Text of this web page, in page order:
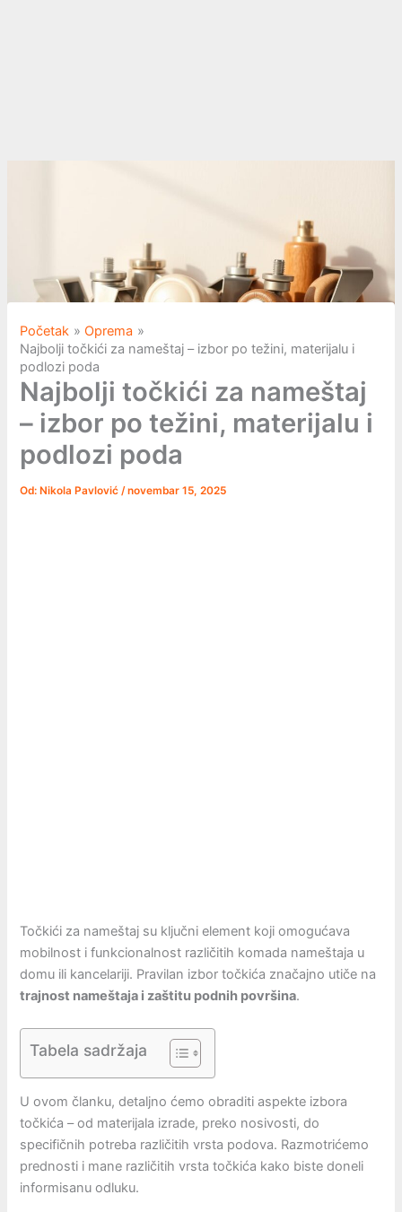
Početak
Oprema
Najbolji točkići za nameštaj – izbor po težini, materijalu i
podlozi poda
Najbolji točkići za nameštaj
– izbor po težini, materijalu i
podlozi poda
Od: Nikola Pavlović /novembar 15, 2025
Točkići za nameštaj su ključni element koji omogućava
mobilnost i funkcionalnost različitih komada nameštaja u
domu ili kancelariji. Pravilan izbor točkića značajno utiče na
trajnost nameštaja i zaštitu podnih površina.
Tabela sadržaja
U ovom članku, detaljno ćemo obraditi aspekte izbora
točkića – od materijala izrade, preko nosivosti, do
specifičnih potreba različitih vrsta podova. Razmotrićemo
prednosti i mane različitih vrsta točkića kako biste doneli
informisanu odluku.